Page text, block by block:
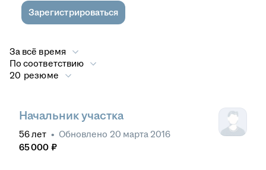
Зарегистрироваться
За всё время
По соответствию
20 резюме
Начальник участка
56лет • Обновлено 20 марта 2016
65 000 ₽